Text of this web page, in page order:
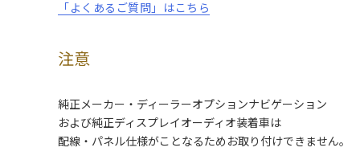
「よくあるご質問」はこちら
注意
純正メーカー・ディーラーオプションナビゲーション
および純正ディスプレイオーディオ装着車は
配線・パネル仕様がことなるためお取り付けできません。